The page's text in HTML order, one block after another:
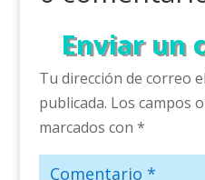
Enviar un
Tu dirección de correo
publicada. Los campos
marcados con *